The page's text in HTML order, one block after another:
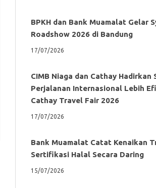
BPKH dan Bank Muamalat Gelar
Roadshow 2026 di Bandung
17/07/2026
CIMB Niaga dan Cathay Hadirkan
Perjalanan Internasional Lebih
Cathay Travel Fair 2026
17/07/2026
Bank Muamalat Catat Kenaikan
Sertifikasi Halal Secara Daring
15/07/2026